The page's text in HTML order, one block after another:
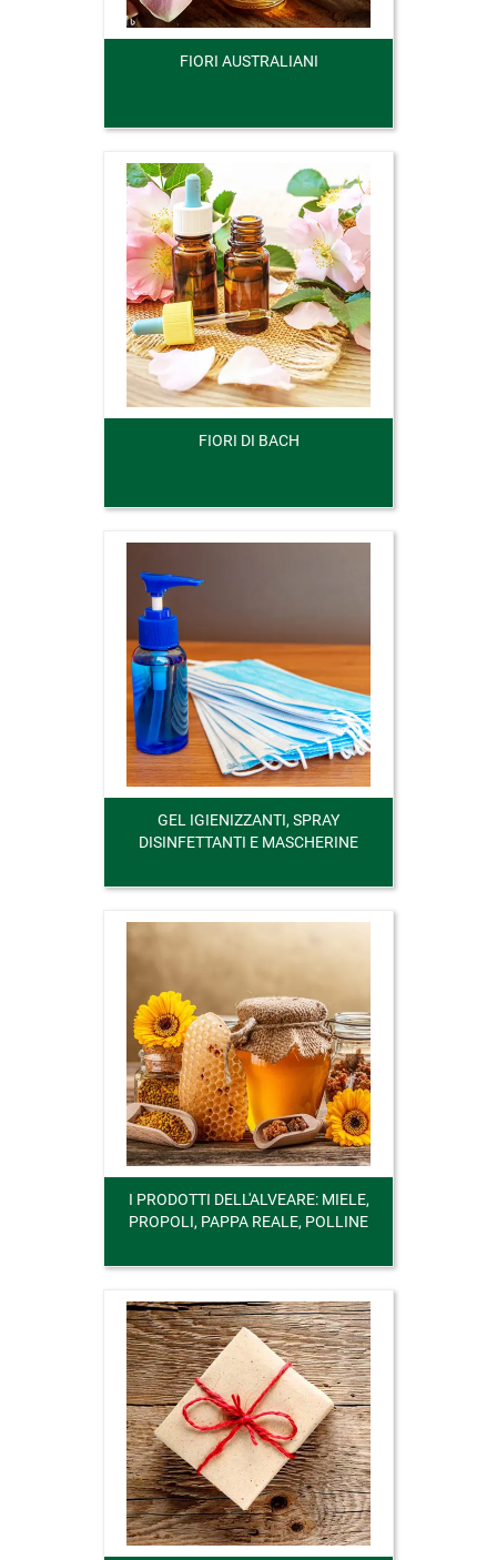
FIORI AUSTRALIANI
FIORI DI BACH
GEL IGIENIZZANTI, SPRAY
DISINFETTANTI E MASCHERINE
I PRODOTTI DELL'ALVEARE: MIELE,
PROPOLI, PAPPA REALE, POLLINE